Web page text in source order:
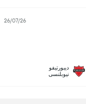
26/07/26
ديبورتيفو
نيوبلنسى